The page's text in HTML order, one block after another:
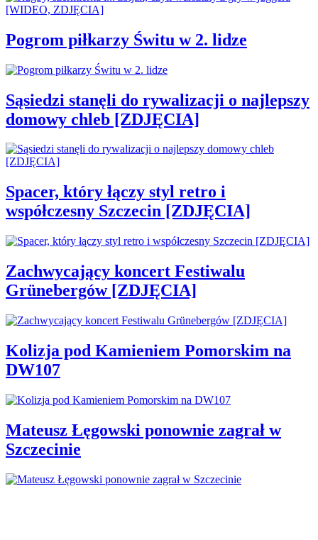
Pogrom piłkarzy Świtu w 2. lidze
Sąsiedzi stanęli do rywalizacji o najlepszy
domowy chleb [ZDJĘCIA]
Spacer, który łączy styl retro i
współczesny Szczecin [ZDJĘCIA]
Zachwycający koncert Festiwalu
Grünebergów [ZDJĘCIA]
Kolizja pod Kamieniem Pomorskim na
DW107
Mateusz Łęgowski ponownie zagrał w
Szczecinie